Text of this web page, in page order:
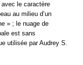
le caractère
au milieu d’un
» ; le nuage de
est sans
utilisée par Audrey S.